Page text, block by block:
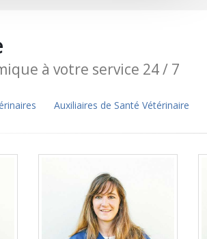
à votre service 24 / 7
Auxiliaires de Santé Vétérinaire